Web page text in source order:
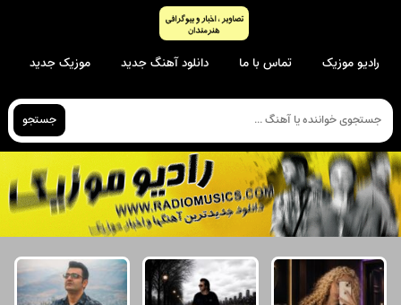
رادیو موزیک تماس با ما دانلود آهنگ جدید موزیک جدید
جستجو